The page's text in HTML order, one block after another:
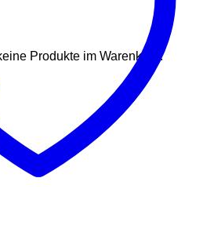
Produkte im Warenkorb.